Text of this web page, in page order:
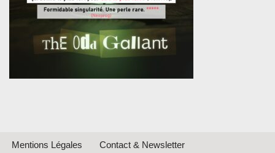
Mentions Légales Contact & Newsletter